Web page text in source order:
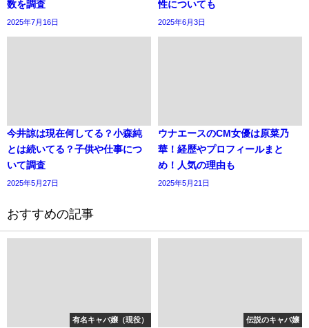
数を調査
2025年7月16日
性についても
2025年6月3日
今井諒は現在何してる？小森純
とは続いてる？子供や仕事につ
いて調査
2025年5月27日
ウナエースのCM女優は原菜乃
華！経歴やプロフィールまと
め！人気の理由も
2025年5月21日
おすすめの記事
有名キャバ嬢（現役） 伝説のキャバ嬢